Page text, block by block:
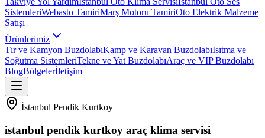
SistemleriWebasto TamiriMarş Motoru TamiriOto Elektrik Malzeme
Satışı
Ürünlerimiz
Tır ve Kamyon BuzdolabıKamp ve Karavan BuzdolabıIsıtma ve
Soğutma SistemleriTekne ve Yat BuzdolabıAraç ve VIP Buzdolabı
BlogBölgelerİletişim
İstanbul Pendik Kurtkoy
istanbul pendik kurtkoy araç klima servisi